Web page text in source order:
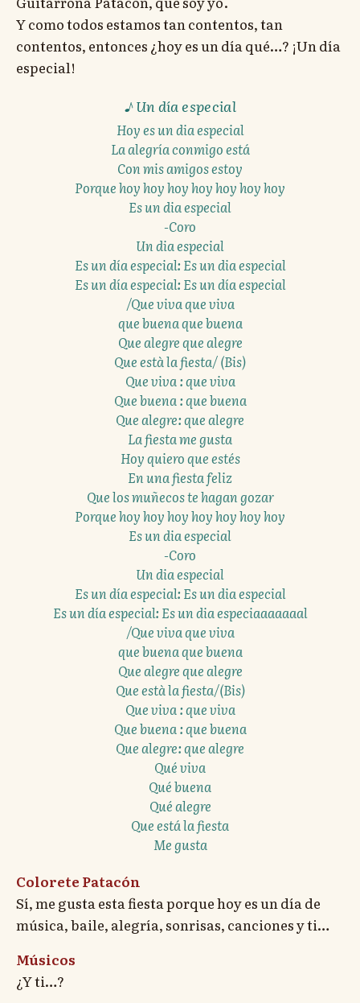
Y como todos estamos tan contentos, tan
contentos, entonces ¿hoy es un día qué…? ¡Un día
especial!
Un día especial
Hoy es un dia especial
La alegría conmigo está
Con mis amigos estoy
Porque hoy hoy hoy hoy hoy hoy hoy
Es un dia especial
-Coro
Un dia especial
Es un día especial: Es un dia especial
Es un día especial: Es un día especial
/Que viva que viva
que buena que buena
Que alegre que alegre
Que està la fiesta/ (Bis)
Que viva : que viva
Que buena : que buena
Que alegre: que alegre
La fiesta me gusta
Hoy quiero que estés
En una fiesta feliz
Que los muñecos te hagan gozar
Porque hoy hoy hoy hoy hoy hoy hoy
Es un dia especial
-Coro
Un dia especial
Es un día especial: Es un dia especial
Es un día especial: Es un dia especiaaaaaaal
/Que viva que viva
que buena que buena
Que alegre que alegre
Que està la fiesta/(Bis)
Que viva : que viva
Que buena : que buena
Que alegre: que alegre
Qué viva
Qué buena
Qué alegre
Que está la fiesta
Me gusta
Colorete Patacón
Sí, me gusta esta fiesta porque hoy es un día de
música, baile, alegría, sonrisas, canciones y ti…
Músicos
¿Y ti…?